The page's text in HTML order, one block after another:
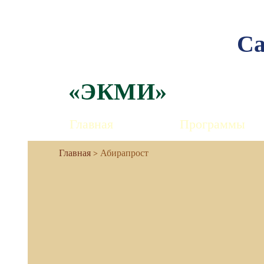
«ЭКМИ»
Главная Программы
Абирапрост